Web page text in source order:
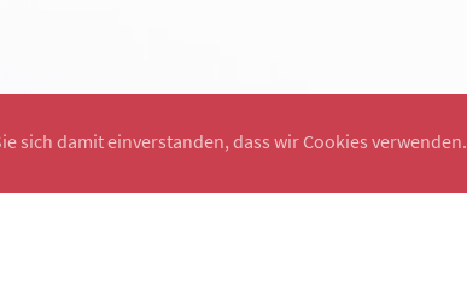
sich damit einverstanden, dass wir Cookies verwenden.